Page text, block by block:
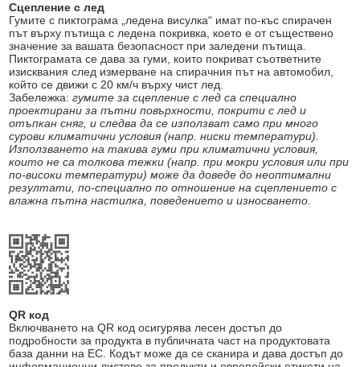
Сцепление с лед
Гумите с пиктограма „ледена висулка“ имат по-къс спирачен
път върху пътища с ледена покривка, което е от съществено
значение за вашата безопасност при заледени пътища.
Пиктограмата се дава за гуми, които покриват съответните
изисквания след измерване на спирачния път на автомобил,
който се движи с 20 км/ч върху чист лед.
Забележка:гумите за сцепление с лед са специално
проектирани за пътни повърхности, покрити с лед и
отъпкан сняг, и следва да се използват само при много
сурови климатични условия (напр. ниски температури).
Използването на такива гуми при климатични условия,
които не са толкова тежки (напр. при мокри условия или при
по-високи температури) може да доведе до неоптимални
резултати, по-специално по отношение на сцеплението с
влажна пътна настилка, поведението и износването.
QR код
Включването на QR код осигурява лесен достъп до
подробности за продукта в публичната част на продуктовата
база данни на ЕС. Кодът може да се сканира и дава достъп до